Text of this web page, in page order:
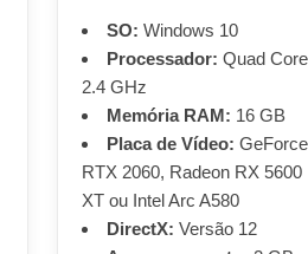
SO: Windows 10
Processador: Quad Core
2.4 GHz
Memória RAM: 16 GB
Placa de Vídeo: GeForce
RTX 2060, Radeon RX 5600
XT ou Intel Arc A580
DirectX: Versão 12